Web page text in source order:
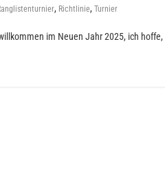
, Richtlinie, Turnier
im Neuen Jahr 2025, ich